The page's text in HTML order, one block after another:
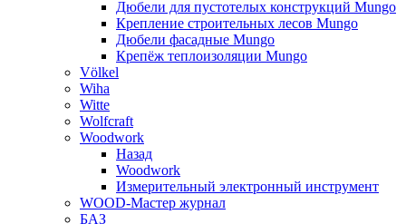
Дюбели для пустотелых конструкций Mungo
Крепление строительных лесов Mungo
Дюбели фасадные Mungo
Крепёж теплоизоляции Mungo
Völkel
Wiha
Witte
Wolfcraft
Woodwork
Назад
Woodwork
Измерительный электронный инструмент
WOOD-Мастер журнал
БАЗ